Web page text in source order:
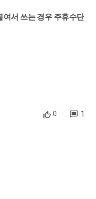
로시간 어떻게 설계하나요?
휴게시간 부여해야 하나
휴발생여부가 달라지는건
안되니까
은 무조건 지급해야라나요?
여서 쓰는 경우 주휴수단
를 사용했다면 2.22주휴수
0 · 1